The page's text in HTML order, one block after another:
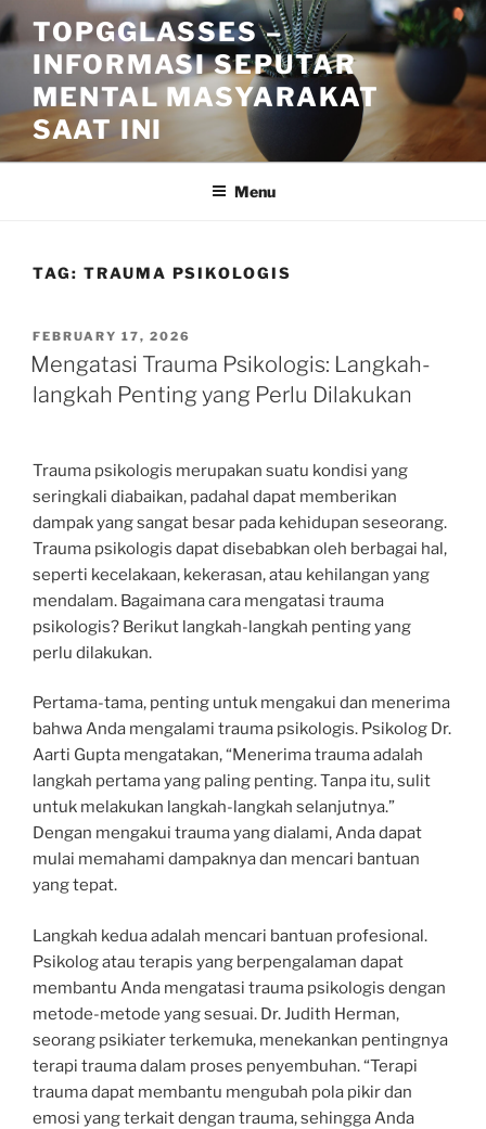
Skip
to
content
TOPGGLASSES –
INFORMASI SEPUTAR
MENTAL MASYARAKAT
SAAT INI
Menu
TAG: TRAUMA PSIKOLOGIS
POSTED
ON
FEBRUARY 17, 2026
Mengatasi Trauma Psikologis: Langkah-
langkah Penting yang Perlu Dilakukan
Trauma psikologis merupakan suatu kondisi yang
seringkali diabaikan, padahal dapat memberikan
dampak yang sangat besar pada kehidupan seseorang.
Trauma psikologis dapat disebabkan oleh berbagai hal,
seperti kecelakaan, kekerasan, atau kehilangan yang
mendalam. Bagaimana cara mengatasi trauma
psikologis? Berikut langkah-langkah penting yang
perlu dilakukan.
Pertama-tama, penting untuk mengakui dan menerima
bahwa Anda mengalami trauma psikologis. Psikolog Dr.
Aarti Gupta mengatakan, “Menerima trauma adalah
langkah pertama yang paling penting. Tanpa itu, sulit
untuk melakukan langkah-langkah selanjutnya.”
Dengan mengakui trauma yang dialami, Anda dapat
mulai memahami dampaknya dan mencari bantuan
yang tepat.
Langkah kedua adalah mencari bantuan profesional.
Psikolog atau terapis yang berpengalaman dapat
membantu Anda mengatasi trauma psikologis dengan
metode-metode yang sesuai. Dr. Judith Herman,
seorang psikiater terkemuka, menekankan pentingnya
terapi trauma dalam proses penyembuhan. “Terapi
trauma dapat membantu mengubah pola pikir dan
emosi yang terkait dengan trauma, sehingga Anda